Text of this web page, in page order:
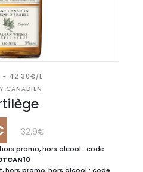
- 42.30€/L
CANADIEN
32.9€
promo, hors alcool : code